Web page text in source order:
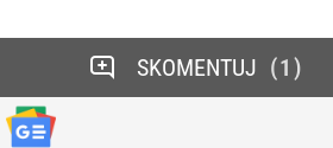
SKOMENTUJ 1